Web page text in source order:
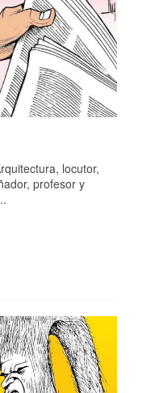
locutor,
profesor y